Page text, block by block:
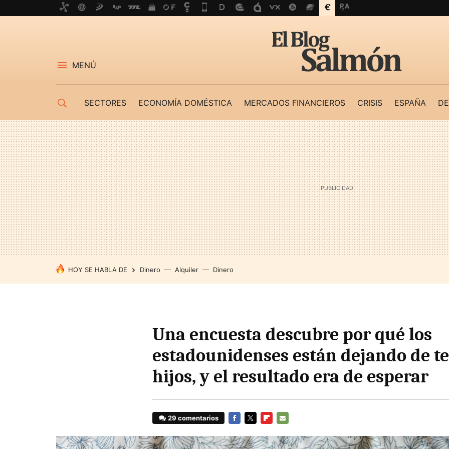
MENÚ
SECTORES ECONOMÍA DOMÉSTICA MERCADOS FINANCIEROS CRISIS ESPAÑA
HOY SE HABLA DE Dinero Alquiler Dinero
Una encuesta descubre por qué los
estadounidenses están dejando de
hijos, y el resultado era de esperar
29 comentarios
MAIL